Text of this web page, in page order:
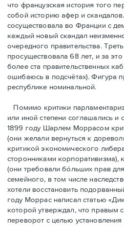
что французская история того
собой историю афер и
сосуществовала во Франции с
каждый новый скандал
очередного правительства.
просуществовала 68 лет, и за
более ста правительственных
ошибаюсь в подсчётах). Фигура
республике номинальной.
Помимо критики
или иной степени соглашались
1899 году Шарлем Моррасом
(они желали вернуться к
критикой экономического
сторонниками корпоративизма),
(они требовали бóльших прав
семейного, в том числе
хотели восстановить
году Моррас написал статью
которой утверждал, что правым
переворот с целью